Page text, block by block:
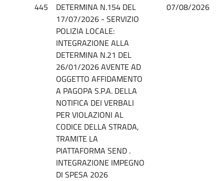
445
DETERMINA N.154 DEL
17/07/2026 - SERVIZIO
POLIZIA LOCALE:
INTEGRAZIONE ALLA
DETERMINA N.21 DEL
26/01/2026 AVENTE AD
OGGETTO AFFIDAMENTO
A PAGOPA S.P.A. DELLA
NOTIFICA DEI VERBALI
PER VIOLAZIONI AL
CODICE DELLA STRADA,
TRAMITE LA
PIATTAFORMA SEND .
INTEGRAZIONE IMPEGNO
DI SPESA 2026
07/08/2026